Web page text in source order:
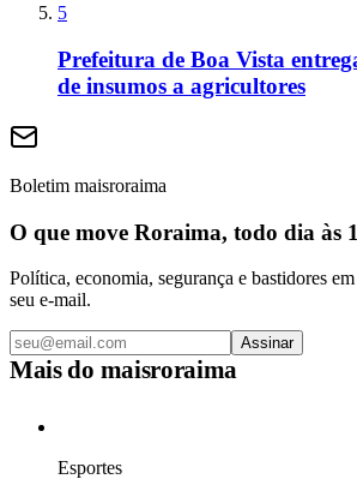
5
Prefeitura de Boa Vista
de insumos a agricultores
Boletim maisroraima
O que move Roraima, todo dia às
Política, economia, segurança e bastidores
seu e-mail.
Assinar
Mais do maisroraima
Esportes